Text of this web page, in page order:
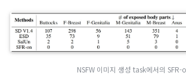
이미지 분류 task에서 데이터셋의 50%
task 상 각 언러닝 모델의 정확도와 KL